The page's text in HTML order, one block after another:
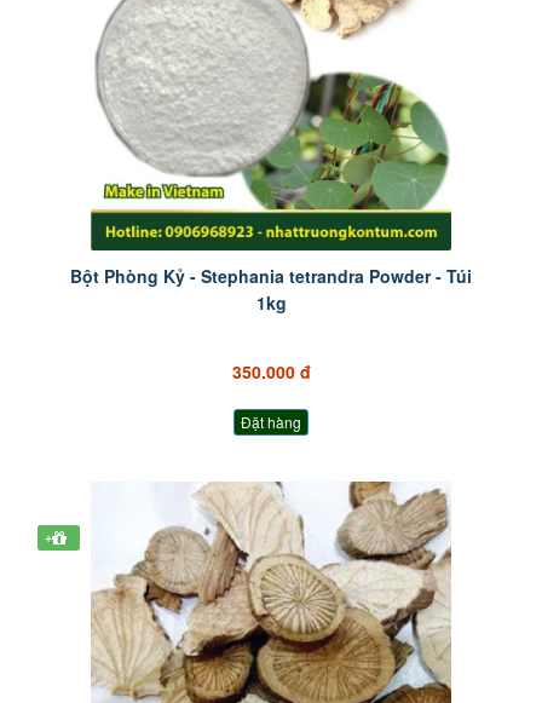
Bột Phòng Kỷ - Stephania tetrandra Powder - Túi
1kg
350.000 đ
Đặt hàng
+